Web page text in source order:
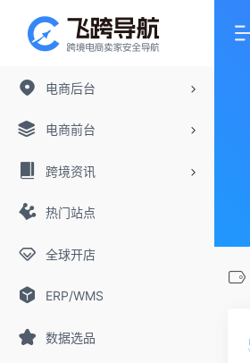
电商后台
电商前台
跨境资讯
热门站点
全球开店
ERP/WMS
数据选品